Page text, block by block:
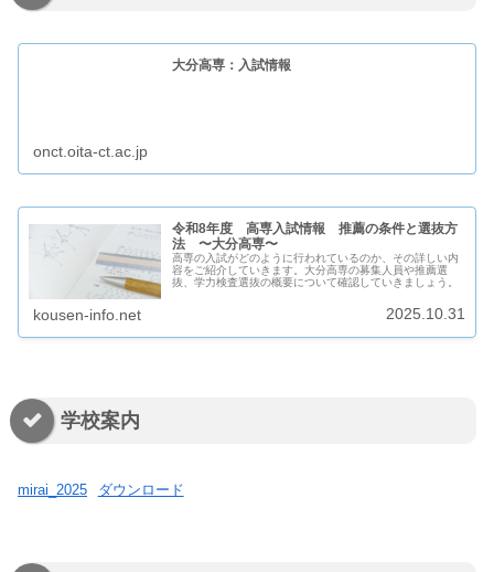
大分高専：入試情報
onct.oita-ct.ac.jp
令和8年度 高専入試情報 推薦の条件と選抜方
法 〜大分高専〜
高専の入試がどのように行われているのか、その詳しい内
容をご紹介していきます。大分高専の募集人員や推薦選
抜、学力検査選抜の概要について確認していきましょう。
kousen-info.net 2025.10.31
学校案内
mirai_2025 ダウンロード